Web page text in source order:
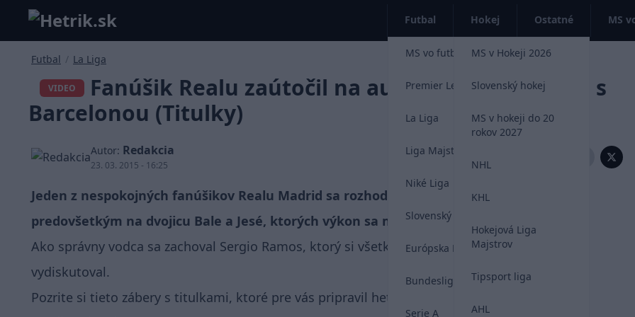
Futbal
MS vo futbale 2026
Premier League
La Liga
Liga Majstrov
Niké Liga
Slovenský futbal
Európska Liga
Bundesliga
Serie A
Hokej
MS v Hokeji 2026
Slovenský hokej
MS v hokeji do 20
rokov 2027
NHL
KHL
Hokejová Liga
Majstrov
Tipsport liga
AHL
Ostatné MS
Futbal / La Liga
VIDEO
Fanúšik Realu zaútočil na auto Balea po prehre s
Barcelonou (Titulky)
Autor: Redakcia
23. 03. 2015 - 16:25
Zdieľať:
Jeden z nespokojných fanúšikov Realu Madrid sa rozhodol počkať na hráčov a to
predovšetkým na dvojicu Bale a Jesé, ktorých výkon sa mu nepozdával.
Ako správny vodca sa zachoval Sergio Ramos, ktorý si všetko s agresívnym fanúšikom
vydiskutoval.
Pozrite si tieto zábery s titulkami, ktoré pre vás pripravil hetrik.sk